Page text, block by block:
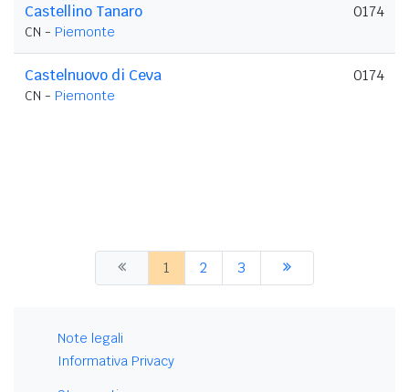
Castellino Tanaro
CN - Piemonte
0174
Castelnuovo di Ceva
CN - Piemonte
0174
1 2 3
Note legali
Informativa Privacy